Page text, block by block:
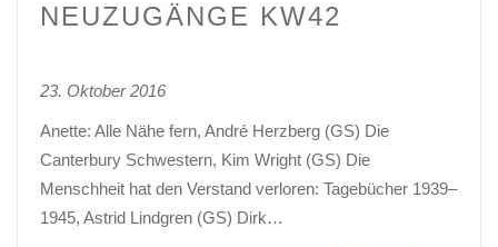
NEUZUGÄNGE KW42
23. Oktober 2016
Anette: Alle Nähe fern, André Herzberg (GS) Die
Canterbury Schwestern, Kim Wright (GS) Die
Menschheit hat den Verstand verloren: Tagebücher 1939–
1945, Astrid Lindgren (GS) Dirk…